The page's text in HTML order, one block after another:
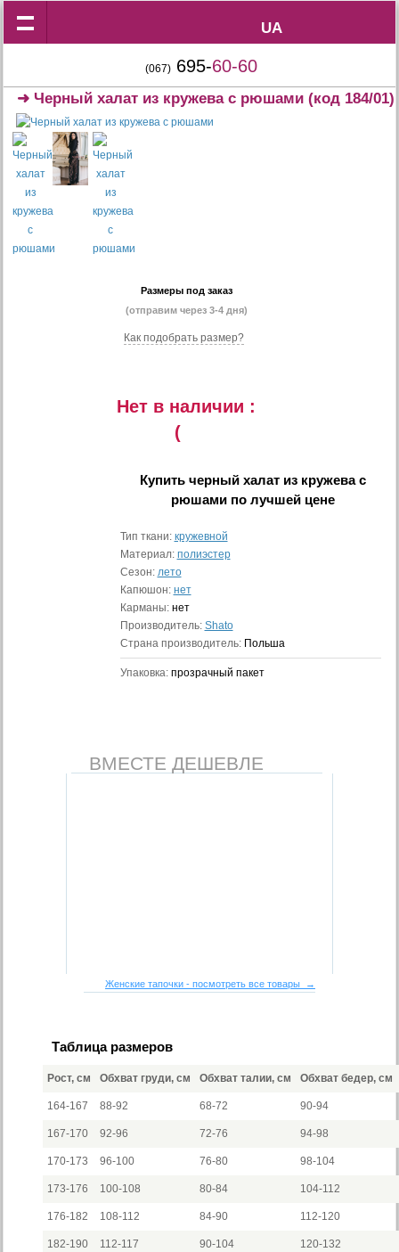
UA
UA
(067) 695-60-60
➜ Черный халат из кружева с рюшами (код 184/01)
Размеры под заказ
(отправим через 3-4 дня)
Как подобрать размер?
Нет в наличии :
(
Купить черный халат из кружева с
рюшамипо лучшей цене
Тип ткани: кружевной
Материал: полиэстер
Сезон: лето
Капюшон: нет
Карманы: нет
Производитель: Shato
Страна производитель: Польша
Упаковка: прозрачный пакет
ВМЕСТЕ ДЕШЕВЛЕ
Женские тапочки - посмотреть все товары →
Таблица размеров
Рост, см Обхват груди, см Обхват талии, см Обхват бедер, см
164-167 88-92 68-72 90-94
167-170 92-96 72-76 94-98
170-173 96-100 76-80 98-104
173-176 100-108 80-84 104-112
176-182 108-112 84-90 112-120
182-190 112-117 90-104 120-132